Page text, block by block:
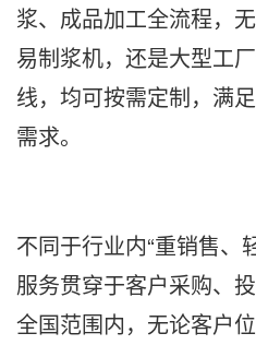
浆、成品加工全流程，
易制浆机，还是大型工
线，均可按需定制，满
需求。
不同于行业内“重销售、
服务贯穿于客户采购、
全国范围内，无论客户